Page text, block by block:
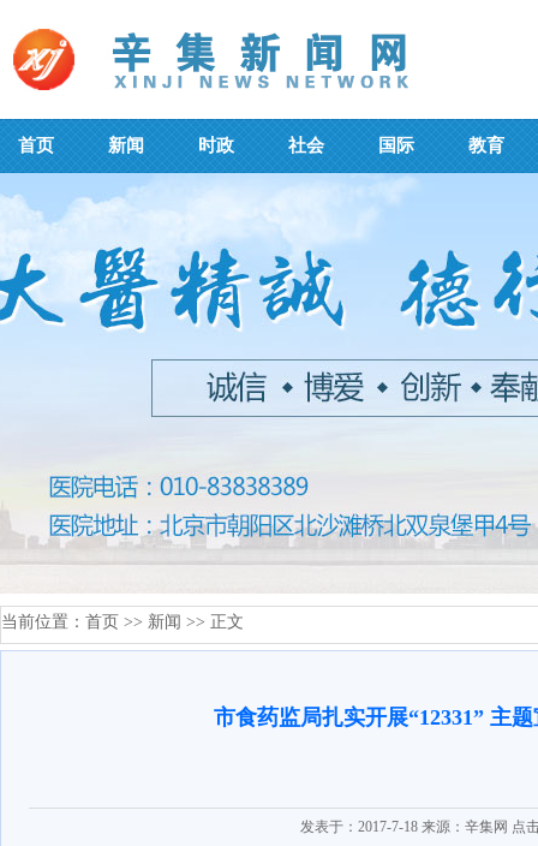
首页 新闻 时政 社会 国际 教育
当前位置： 首页 >> 新闻 >> 正文
市食药监局扎实开展“12331” 主
发表于：2017-7-18 来源：辛集网 点